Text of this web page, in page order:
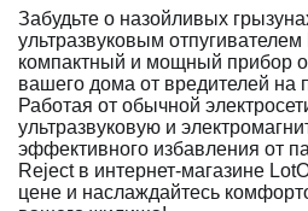
Забудьте о назойливых
ультразвуковым
компактный и мощный прибор
вашего дома от вредителей на
Работая от обычной
ультразвуковую и
эффективного избавления от
Reject в интернет-магазине
цене и наслаждайтесь